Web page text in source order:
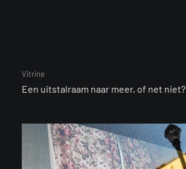
Vitrine
Een uitstalraam naar meer, of net niet?